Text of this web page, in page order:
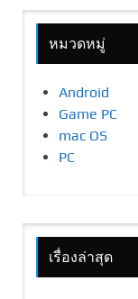
หมวดหมู่
Android
Game PC
mac OS
PC
เรื่องล่าสุด